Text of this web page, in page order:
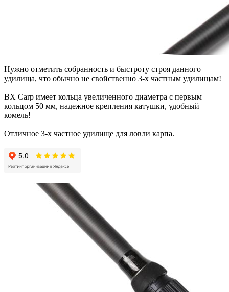
Нужно отметить собранность и быстроту строя данного
удилища, что обычно не свойственно 3-х частным удилищам!
BX Carp имеет кольца увеличенного диаметра с первым
кольцом 50 мм, надежное крепления катушки, удобный
комель!
Отличное 3-х частное удилище для ловли карпа.